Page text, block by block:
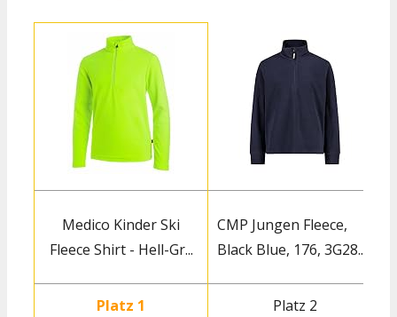
Medico Kinder Ski
Fleece Shirt - Hell-Gr...
CMP Jungen Fleece,
Black Blue, 176, 3G28...
Platz 1 Platz 2